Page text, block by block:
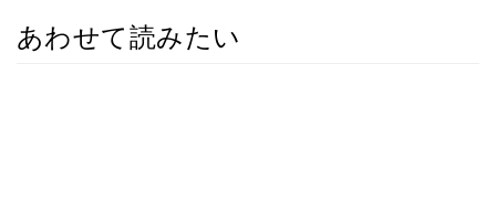
あわせて読みたい